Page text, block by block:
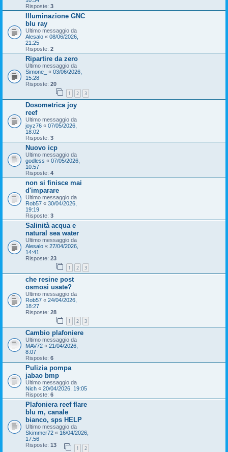
Risposte: 3
Illuminazione GNC
blu ray
Ultimo messaggio da
Alesalo « 08/06/2026,
21:25
Risposte: 2
Ripartire da zero
Ultimo messaggio da
Simone_
« 03/06/2026,
15:28
Risposte: 20
1 2 3
Dosometrica joy
reef
Ultimo messaggio da
joyz76 « 07/05/2026,
18:02
Risposte: 3
Nuovo icp
Ultimo messaggio da
godless « 07/05/2026,
10:57
Risposte: 4
non si finisce mai
d'imparare
Ultimo messaggio da
Rob57 « 30/04/2026,
19:19
Risposte: 3
Salinità acqua e
natural sea water
Ultimo messaggio da
Alesalo « 27/04/2026,
14:41
Risposte: 23
1 2 3
che resine post
osmosi usate?
Ultimo messaggio da
Rob57 « 24/04/2026,
18:27
Risposte: 28
1 2 3
Cambio plafoniere
Ultimo messaggio da
MAV72 « 21/04/2026,
8:07
Risposte: 6
Pulizia pompa
jabao bmp
Ultimo messaggio da
Nich « 20/04/2026, 19:05
Risposte: 6
Plafoniera reef flare
blu m, canale
bianco, sps HELP
Ultimo messaggio da
Skimmer72 « 16/04/2026,
17:56
Risposte: 13 1 2